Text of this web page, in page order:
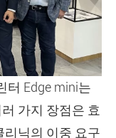
터 Edge mini는
가지 장점은 효
리닉의 이중 요구